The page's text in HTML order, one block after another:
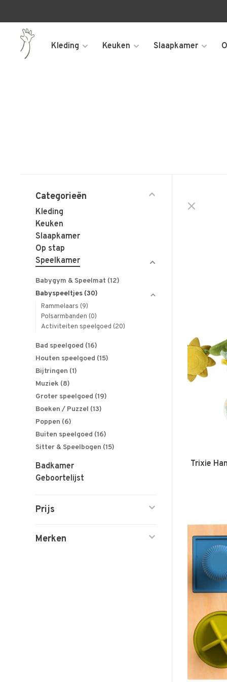
Kleding Keuken Slaapkamer
Categorieën
Kleding
Keuken
Slaapkamer
Op stap
Speelkamer
Babygym & Speelmat (12)
Babyspeeltjes (30)
Rammelaars (9)
Polsarmbanden (0)
Activiteiten speelgoed (20)
Bad speelgoed (16)
Houten speelgoed (15)
Bijtringen (1)
Muziek (8)
Groter speelgoed (19)
Boeken / Puzzel (13)
Poppen (6)
Buiten speelgoed (16)
Sitter & Speelbogen (15)
Badkamer
Geboortelijst
Prijs
Merken
Trixie